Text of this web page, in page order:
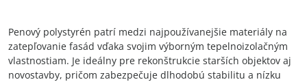
Penový polystyrén patrí medzi najpoužívanejšie materiály na
zatepľovanie fasád vďaka svojim výborným tepelnoizolačným
vlastnostiam. Je ideálny pre rekonštrukcie starších objektov aj
novostavby, pričom zabezpečuje dlhodobú stabilitu a nízku